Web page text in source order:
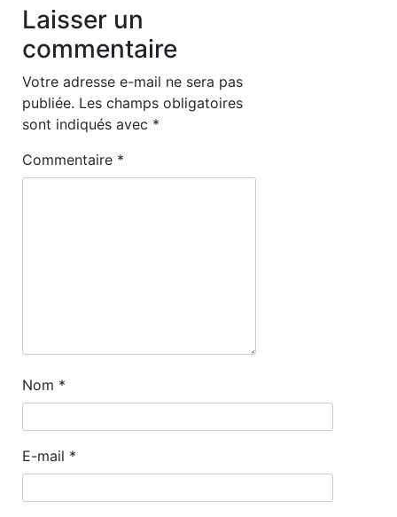
Laisser un
commentaire
Votre adresse e-mail ne sera pas
publiée. Les champs obligatoires
sont indiqués avec *
Commentaire *
Nom *
E-mail *